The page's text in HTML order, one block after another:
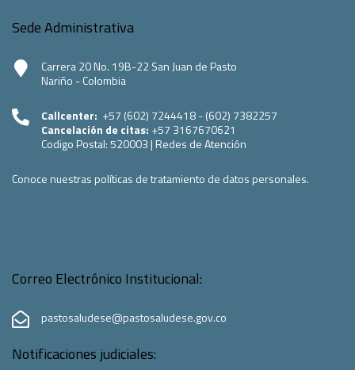
Sede Administrativa
Carrera 20 No. 19B-22 San Juan de Pasto
Nariño - Colombia
Callcenter: +57 (602) 7244418 - (602) 7382257
Cancelación de citas: +57 3167670621
Codigo Postal:520003 | Redes de Atención
Conoce nuestras políticas de tratamiento de datos personales.
Correo Electrónico Institucional:
pastosaludese@pastosaludese.gov.co
Notificaciones judiciales: